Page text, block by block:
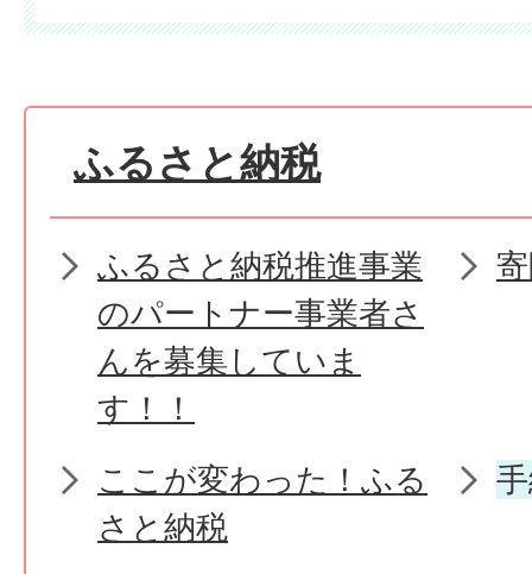
ふるさと納税
ふるさと納税推進事業
のパートナー事業者さ
んを募集していま
す！！
ここが変わった！ふる
さと納税